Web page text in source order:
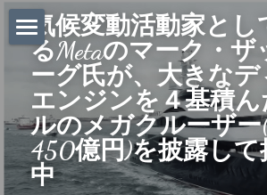
ホーム
Daily News
About Globalists
U.S. News
気候変動活動家とし
るMetaのマーク・
ーグ氏が、大きな
エンジンを４基積
ルのメガクルーザ
450億円)を披露し
中